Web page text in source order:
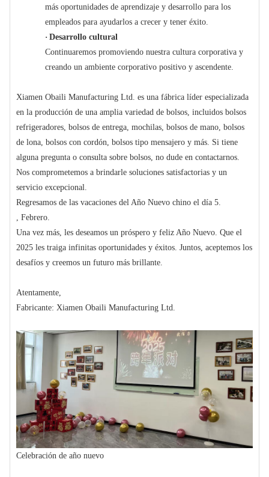
más oportunidades de aprendizaje y desarrollo para los
empleados para ayudarlos a crecer y tener éxito.
· Desarrollo cultural
Continuaremos promoviendo nuestra cultura corporativa y
creando un ambiente corporativo positivo y ascendente.
Xiamen Obaili Manufacturing Ltd. es una fábrica líder especializada
en la producción de una amplia variedad de bolsos, incluidos bolsos
refrigeradores, bolsos de entrega, mochilas, bolsos de mano, bolsos
de lona, ​​bolsos con cordón, bolsos tipo mensajero y más. Si tiene
alguna pregunta o consulta sobre bolsos, no dude en contactarnos.
Nos comprometemos a brindarle soluciones satisfactorias y un
servicio excepcional.
Regresamos de las vacaciones del Año Nuevo chino el día 5.
, Febrero.
Una vez más, les deseamos un próspero y feliz Año Nuevo. Que el
2025 les traiga infinitas oportunidades y éxitos. Juntos, aceptemos los
desafíos y creemos un futuro más brillante.
Atentamente,
Fabricante: Xiamen Obaili Manufacturing Ltd.
Celebración de año nuevo